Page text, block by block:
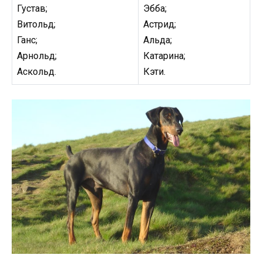
Густав;
Витольд;
Ганс;
Арнольд;
Аскольд.
Эбба;
Астрид;
Альда;
Катарина;
Кэти.